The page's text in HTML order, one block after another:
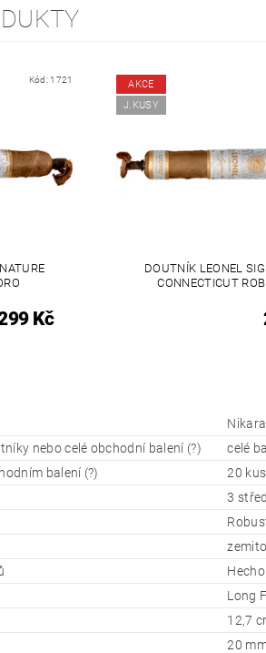
Kód: 1721
Kč
AKCE
J.KUSY
DOUTNÍK LEONEL
CONNECTICUT
nebo celé obchodní balení (?)
celé
balení (?)
20
3
Long
12,7
20